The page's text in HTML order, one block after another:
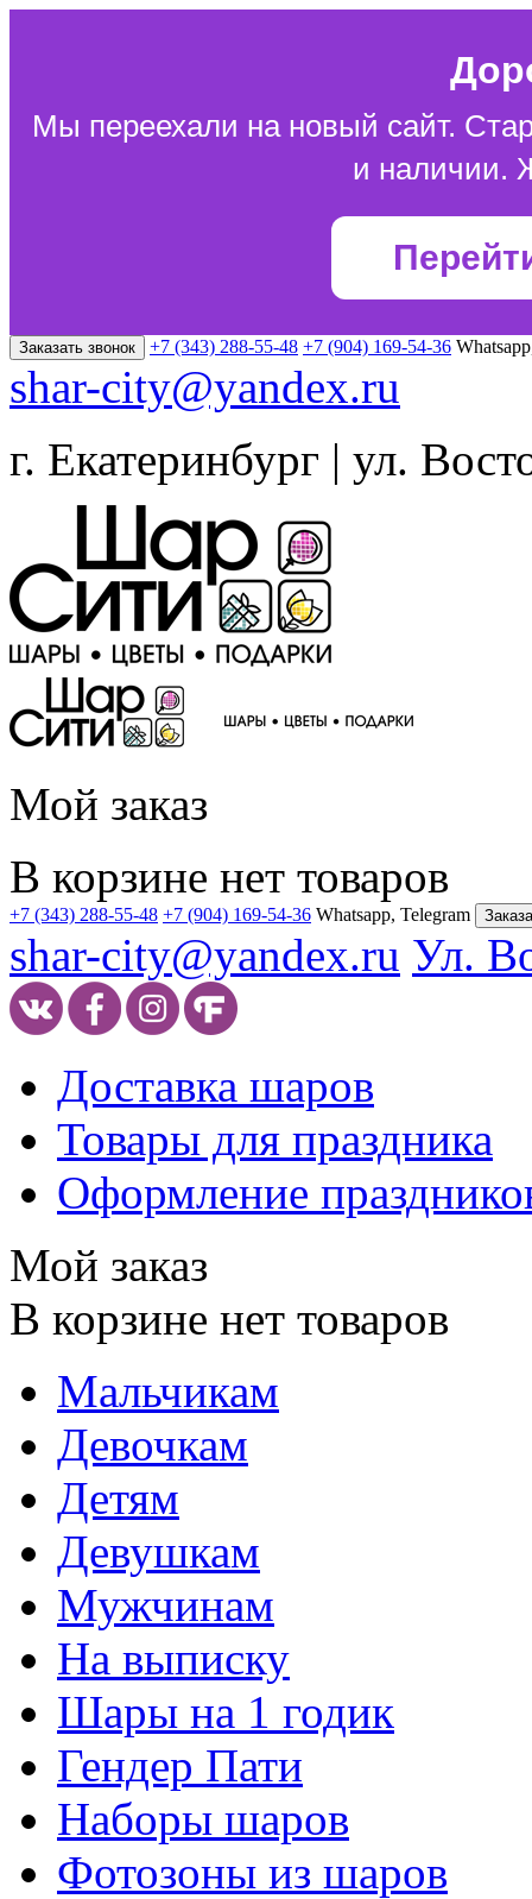
Мы переехали на новый сайт.
и наличии.
Заказать звонок +7 (343) 288-55-48 +7 (904) 169-54-36
shar-city@yandex.ru
г. Екатеринбург | ул.
Мой заказ
В корзине нет товаров
+7 (343) 288-55-48 +7 (904) 169-54-36 Whatsapp, Telegram
shar-city@yandex.ru Ул.
Доставка шаров
Товары для праздника
Оформление
Мой заказ
В корзине нет товаров
Мальчикам
Девочкам
Детям
Девушкам
Мужчинам
На выписку
Шары на 1 годик
Гендер Пати
Наборы шаров
Фотозоны из шаров